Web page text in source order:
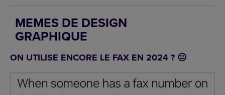
MEMES DE DESIGN
GRAPHIQUE
ON UTILISE ENCORE LE FAX EN 2024 ? 😐